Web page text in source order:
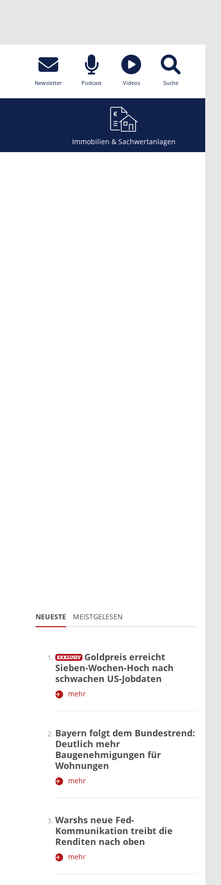
Newsletter Podcast Videos Suche
Immobilien & Sachwertanlagen
NEUESTE MEISTGELESEN
Goldpreis erreicht
Sieben-Wochen-Hoch nach
schwachen US-Jobdaten
mehr
Bayern folgt dem Bundestrend:
Deutlich mehr
Baugenehmigungen für
Wohnungen
mehr
Warshs neue Fed-
Kommunikation treibt die
Renditen nach oben
mehr